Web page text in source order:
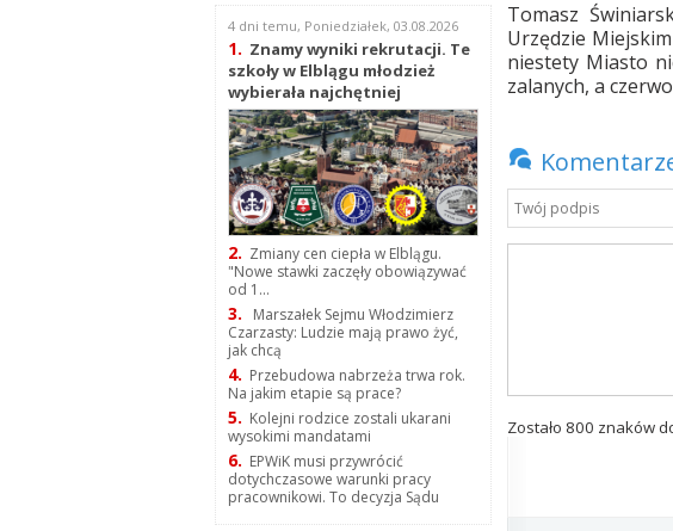
4 dni temu, Poniedziałek, 03.08.2026
1. Znamy wyniki rekrutacji. Te
szkoły w Elblągu młodzież
wybierała najchętniej
2. Zmiany cen ciepła w Elblągu.
"Nowe stawki zaczęły obowiązywać
od 1...
3.
Marszałek Sejmu Włodzimierz
Czarzasty: Ludzie mają prawo żyć,
jak chcą
4. Przebudowa nabrzeża trwa rok.
Na jakim etapie są prace?
5. Kolejni rodzice zostali ukarani
wysokimi mandatami
6. EPWiK musi przywrócić
dotychczasowe warunki pracy
pracownikowi. To decyzja Sądu
Tomasz
Urzędzie
niestety Miasto
zalanych, a
Zostało 800 znaków